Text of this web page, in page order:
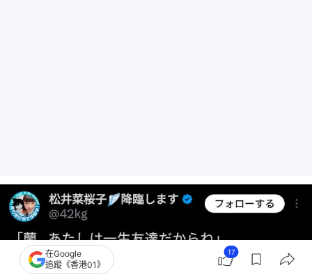
在Google
追蹤《香港01》
17